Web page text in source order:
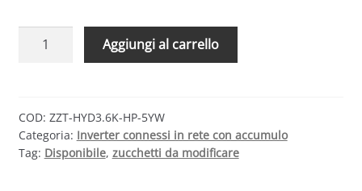
HYD
3600-
ZSS
Aggiungi al carrello
COD: ZZT-HYD3.6K-HP-5YW
Categoria: Inverter connessi in rete con accumulo
Tag: Disponibile, zucchetti da modificare